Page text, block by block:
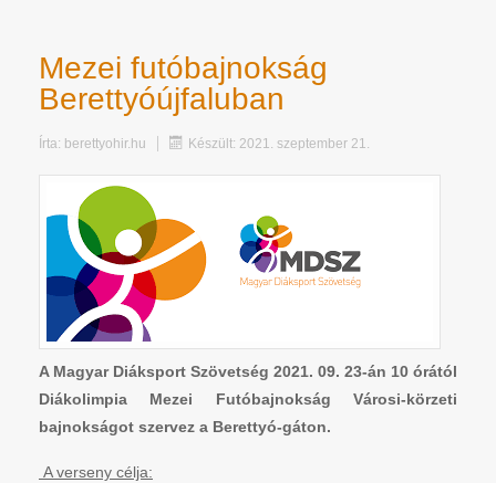
Mezei futóbajnokság
Berettyóújfaluban
Írta: berettyohir.hu Készült: 2021. szeptember 21.
A Magyar Diáksport Szövetség 2021. 09. 23-án 10 órától
Diákolimpia Mezei Futóbajnokság Városi-körzeti
bajnokságot szervez a Berettyó-gáton.
A verseny célja: